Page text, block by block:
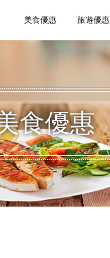
美食優惠 旅遊優惠
食優惠